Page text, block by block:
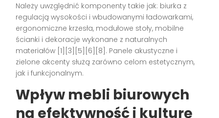
Należy uwzględnić komponenty takie jak: biurka z
regulacją wysokości i wbudowanymi ładowarkami,
ergonomiczne krzesła, modułowe stoły, mobilne
ścianki i dekoracje wykonane z naturalnych
materiałów [1][3][5][6][8] . Panele akustyczne i
zielone akcenty służą zarówno celom estetycznym,
jak i funkcjonalnym.
Wpływ mebli biurowych
na efektywność i kulturę